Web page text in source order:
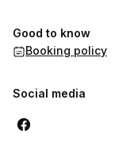
Good to know
Booking policy
Social media